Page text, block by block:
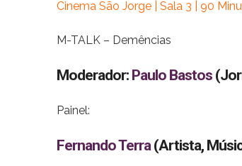
Cinema São Jorge | Sala 3 | 90
M-TALK – Demências
Moderador: Paulo Bastos
Painel:
Fernando Terra(Artista,